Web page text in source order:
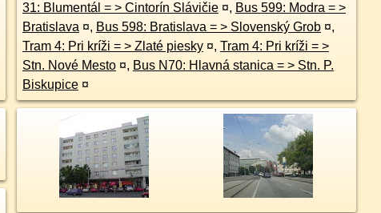
31: Blumentál = > Cintorín Slávičie ¤, Bus 599: Modra = >
Bratislava ¤, Bus 598: Bratislava = > Slovenský Grob ¤,
Tram 4: Pri kríži = > Zlaté piesky ¤, Tram 4: Pri kríži = >
Stn. Nové Mesto ¤, Bus N70: Hlavná stanica = > Stn. P.
Biskupice ¤